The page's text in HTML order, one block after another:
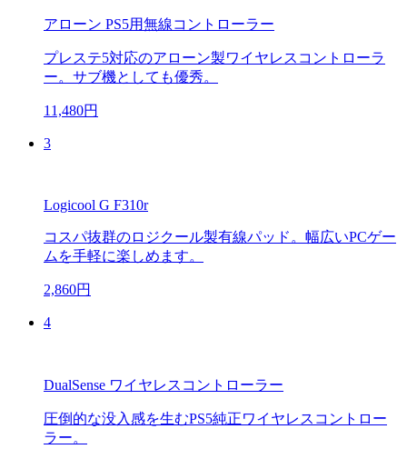
アローン PS5用無線コントローラー
プレステ5対応のアローン製ワイヤレスコントローラ
ー。サブ機としても優秀。
11,480円
3
Logicool G F310r
コスパ抜群のロジクール製有線パッド。幅広いPCゲー
ムを手軽に楽しめます。
2,860円
4
DualSense ワイヤレスコントローラー
圧倒的な没入感を生むPS5純正ワイヤレスコントロー
ラー。